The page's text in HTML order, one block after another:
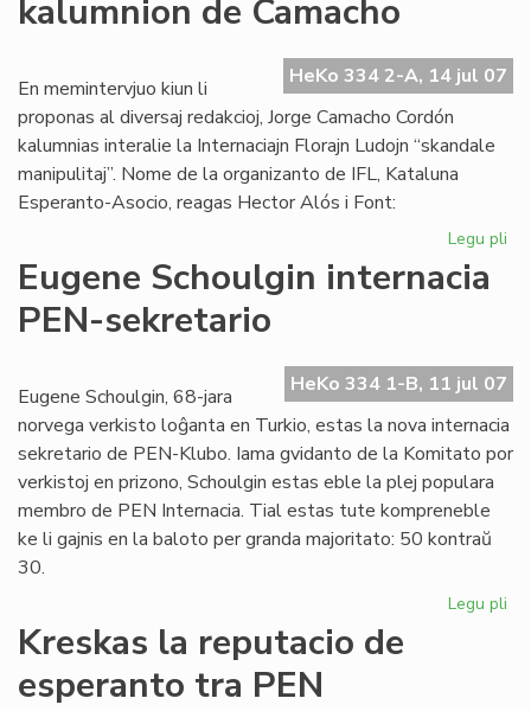
kalumnion de Camacho
HeKo 334 2-A, 14 jul 07
En memintervjuo kiun li
proponas al diversaj redakcioj, Jorge Camacho Cordón
kalumnias interalie la Internaciajn Florajn Ludojn “skandale
manipulitaj”. Nome de la organizanto de IFL, Kataluna
Esperanto-Asocio, reagas Hector Alós i Font:
Legu pli
Eugene Schoulgin internacia
PEN-sekretario
HeKo 334 1-B, 11 jul 07
Eugene Schoulgin, 68-jara
norvega verkisto loĝanta en Turkio, estas la nova internacia
sekretario de PEN-Klubo. Iama gvidanto de la Komitato por
verkistoj en prizono, Schoulgin estas eble la plej populara
membro de PEN Internacia. Tial estas tute kompreneble
ke li gajnis en la baloto per granda majoritato: 50 kontraŭ
30.
Legu pli
Kreskas la reputacio de
esperanto tra PEN